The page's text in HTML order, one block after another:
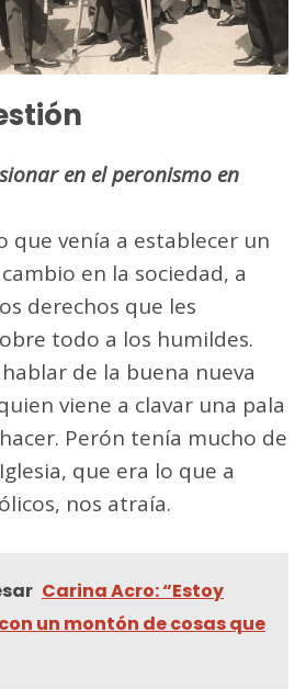
en el peronismo en
que venía a establecer un
en la sociedad, a
derechos que les
todo a los humildes.
de la buena nueva
viene a clavar una pala
Perón tenía mucho de
que era lo que a
nos atraía.
Carina Acro: “Estoy
un montón de cosas que